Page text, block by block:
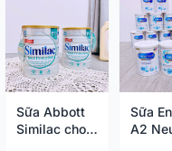
Sữa Abbott
Similac cho
Sữa
A2